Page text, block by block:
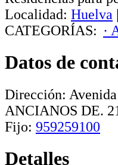
Localidad: Huelva |
CATEGORÍAS: ·
Datos de
Dirección:
ANCIANOS DE.
Fijo: 959259100
Detalles